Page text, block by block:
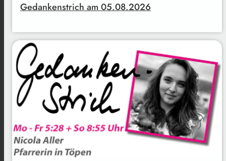
Gedankenstrich am 05.08.2026